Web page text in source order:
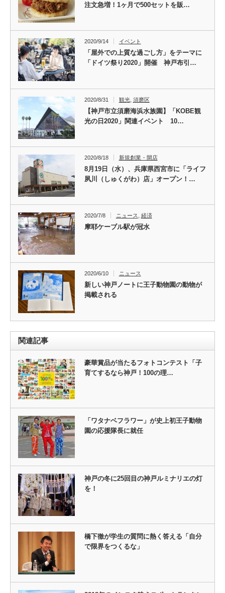
注文急増！1ヶ月で500セットを販…
2020/9/14 イベント
「屋外での上質な過ごし方」をテーマに
「ドイツ祭り2020」開催 神戸布引…
2020/8/31 観光, 須磨区
【神戸市立須磨海浜水族園】「KOBE観
光の日2020」関連イベント 10…
2020/8/18 新規創業・開店
8月19日（水）、兵庫県西宮市に「ライフ
夙川（しゅくがわ）店」オープン！…
2020/7/8 ニュース 経済
摩耶ケーブル駅が冠水
2020/6/10 ニュース
新しい神戸ノートに王子動物園の動物が
掲載される
関連記事
豪華賞品が当たるフォトコンテスト「子
育てするなら神戸！100の理…
「ワタナベフラワー」が史上初王子動物
園の応援隊長に就任
神戸の冬に25回目の神戸ルミナリエの灯
を！
橋下徹が学生の質問に熱く答える「自分
で限界をつくるな」